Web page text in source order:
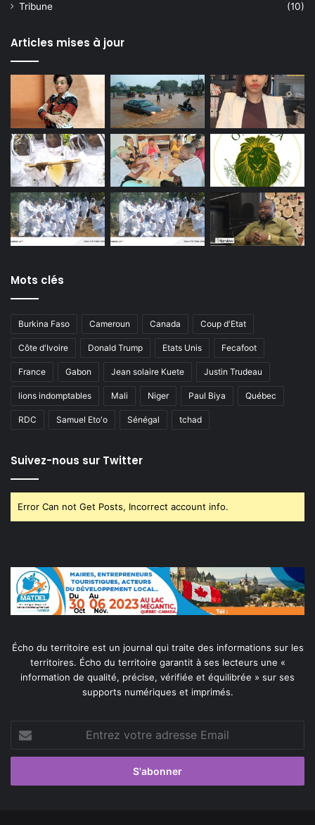
Tribune
(10)
Articles mises à jour
Mots clés
Burkina Faso Cameroun Canada Coup d'Etat
Côte d'Ivoire Donald Trump Etats Unis Fecafoot
France Gabon Jean solaire Kuete Justin Trudeau
lions indomptables Mali Niger Paul Biya Québec
RDC Samuel Eto'o Sénégal tchad
Suivez-nous sur Twitter
Error Can not Get Posts, Incorrect account info.
Écho du territoire est un journal qui traite des informations sur les
territoires. Écho du territoire garantit à ses lecteurs une «
information de qualité, précise, vérifiée et équilibrée » sur ses
supports numériques et imprimés.
Entrez
votre
adresse